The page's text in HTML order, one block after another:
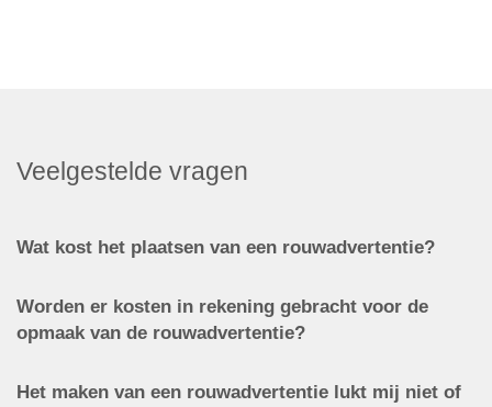
Veelgestelde vragen
Wat kost het plaatsen van een rouwadvertentie?
Worden er kosten in rekening gebracht voor de
opmaak van de rouwadvertentie?
Het maken van een rouwadvertentie lukt mij niet of